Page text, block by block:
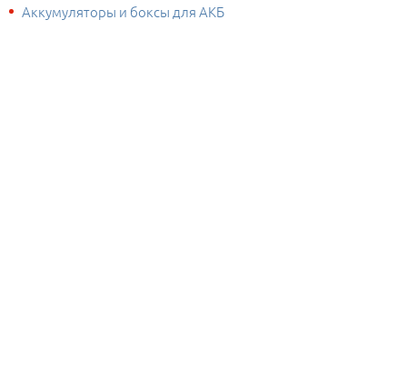
Аккумуляторы и боксы для АКБ